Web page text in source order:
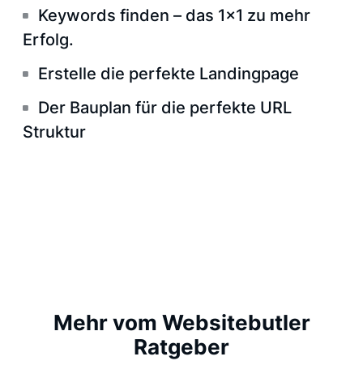
Keywords finden – das 1×1 zu mehr
Erfolg.
Erstelle die perfekte Landingpage
Der Bauplan für die perfekte URL
Struktur
Mehr vom Websitebutler
Ratgeber